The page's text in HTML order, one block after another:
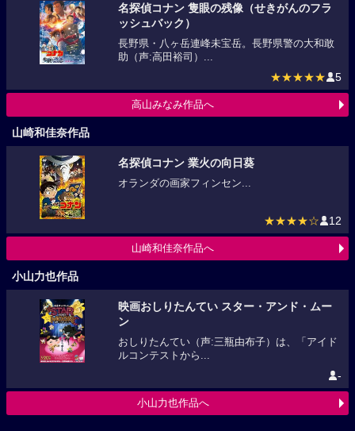
名探偵コナン 隻眼の残像（せきがんのフラ
ッシュバック）
長野県・八ヶ岳連峰未宝岳。長野県警の大和敢
助（声:高田裕司）...
★★★★★ 5
高山みなみ作品へ
山崎和佳奈作品
名探偵コナン 業火の向日葵
オランダの画家フィンセン...
★★★★☆ 12
山崎和佳奈作品へ
小山力也作品
映画おしりたんてい スター・アンド・ムー
ン
おしりたんてい（声:三瓶由布子）は、「アイド
ルコンテストから...
-
小山力也作品へ